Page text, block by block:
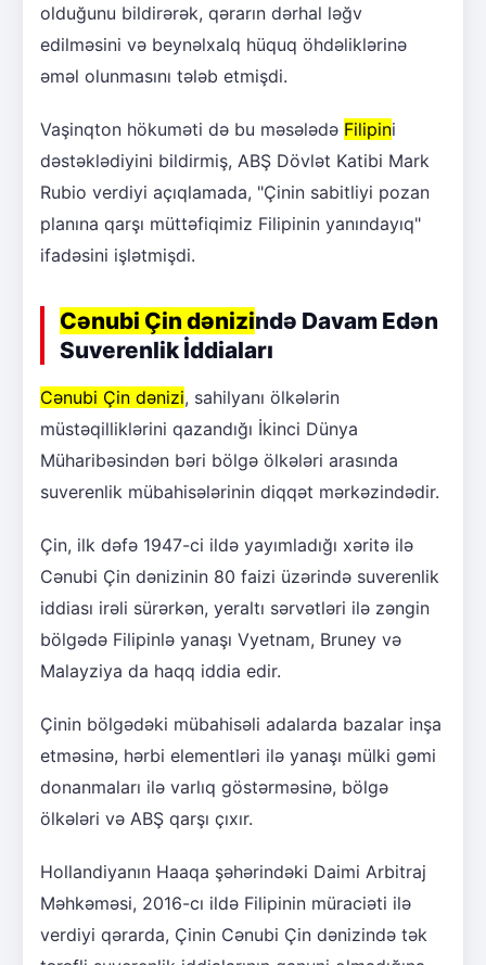
olduğunu bildirərək, qərarın dərhal ləğv
edilməsini və beynəlxalq hüquq öhdəliklərinə
əməl olunmasını tələb etmişdi.
Vaşinqton hökuməti də bu məsələdə Filipini
dəstəklədiyini bildirmiş, ABŞ Dövlət Katibi Mark
Rubio verdiyi açıqlamada, "Çinin sabitliyi pozan
planına qarşı müttəfiqimiz Filipinin yanındayıq"
ifadəsini işlətmişdi.
Cənubi Çin dənizində Davam Edən
Suverenlik İddiaları
Cənubi Çin dənizi, sahilyanı ölkələrin
müstəqilliklərini qazandığı İkinci Dünya
Müharibəsindən bəri bölgə ölkələri arasında
suverenlik mübahisələrinin diqqət mərkəzindədir.
Çin, ilk dəfə 1947-ci ildə yayımladığı xəritə ilə
Cənubi Çin dənizinin 80 faizi üzərində suverenlik
iddiası irəli sürərkən, yeraltı sərvətləri ilə zəngin
bölgədə Filipinlə yanaşı Vyetnam, Bruney və
Malayziya da haqq iddia edir.
Çinin bölgədəki mübahisəli adalarda bazalar inşa
etməsinə, hərbi elementləri ilə yanaşı mülki gəmi
donanmaları ilə varlıq göstərməsinə, bölgə
ölkələri və ABŞ qarşı çıxır.
Hollandiyanın Haaqa şəhərindəki Daimi Arbitraj
Məhkəməsi, 2016-cı ildə Filipinin müraciəti ilə
verdiyi qərarda, Çinin Cənubi Çin dənizində tək